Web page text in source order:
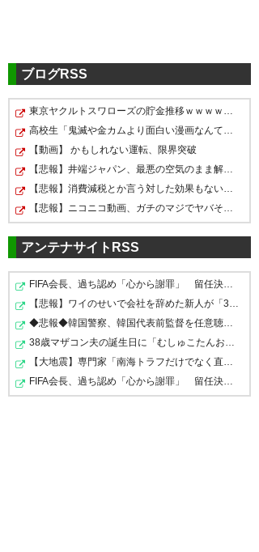
ドローで終了。 #fctokyo
#tokyo
https://t.co/VrO8PogmLH
— FC東京【公式】🔜2/23(A)川
崎戦 (fctokyoofficial)2019, 2月
23
まぁそう甘くないよね。負けな
くてよかった。 #frontale
— visca-tab5922 (fc5922)
2019, 2月 23
多摩川クラシコは林がスーパー
だった フロンターレは課題が出
たな
— シモトリコウタロウ(お面の
人) (sk_albirex)2019, 2月 23
初戦はスコアレスと、いやホン
トに互いの意地のぶつかり合い
で白熱したええ試合でしたわ。
お疲れさまです。 #frontale
試合終了。川崎0-0FC東京。なん
とか守りきったが攻撃の形はま
だまだ…。ブラジル人二人のフ
ィットが待たれますね。 それに
してもホーム等々力開幕戦、こ
れで7年連続引き分けなんです
が。。。 #frontale
https://t.co/VFgIqu8yF9
— るーすけ㌠＠気合い☆入れて
☆いきます☆☆ (rvs1980)2019,
2月 23
ブログRSS
東京ヤクルトスワローズの貯金推移ｗｗｗｗｗｗｗｗｗｗ…
高校生「鬼滅や金カムより面白い漫画なんてこの世にある…
【動画】 かもしれない運転、限界突破
【悲報】井端ジャパン、最悪の空気のまま解散していた
【悲報】消費減税とか言う対した効果もないもので日本経…
【悲報】ニコニコ動画、ガチのマジでヤバそう・・・・・・
アンテナサイトRSS
FIFA会長、過ち認め「心から謝罪」 留任決定を英報道…W…
【悲報】ワイのせいで会社を辞めた新人が「3人」もいたこ…
◆悲報◆韓国警察、韓国代表前監督を任意聴取…業務上背任な…
38歳マザコン夫の誕生日に「むしゅこたんおめでとう！」…
【大地震】専門家「南海トラフだけでなく直下型地震にも…
FIFA会長、過ち認め「心から謝罪」 留任決定を英報道…W…